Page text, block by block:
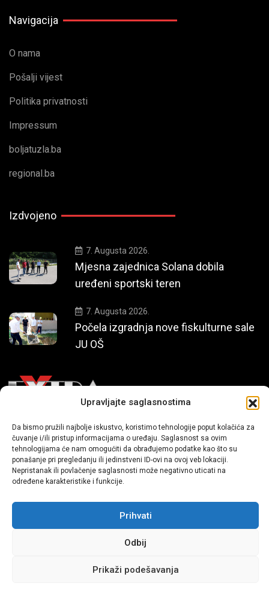
Upravljajte saglasnostima
Da bismo pružili najbolje iskustvo, koristimo tehnologije poput kolačića za
čuvanje i/ili pristup informacijama o uređaju. Saglasnost sa ovim
tehnologijama će nam omogućiti da obrađujemo podatke kao što su
ponašanje pri pregledanju ili jedinstveni ID-ovi na ovoj veb lokaciji.
Nepristanak ili povlačenje saglasnosti može negativno uticati na
određene karakteristike i funkcije.
Prihvati
Odbij
Prikaži podešavanja
Navigacija
O nama
Pošalji vijest
Politika privatnosti
Impressum
boljatuzla.ba
regional.ba
Izdvojeno
7. Augusta 2026.
Mjesna zajednica Solana dobila
uređeni sportski teren
7. Augusta 2026.
Počela izgradnja nove fiskulturne sale
JU OŠ
Mi smo moderni portal zabavnog karaktera koji donosi vijesti i
priče iz života, svijeta showbiza, lifestyle-a i popularne kulture.
Sva prava zadržana | extra.ba by profm.ba
Dev:www.senidh.com